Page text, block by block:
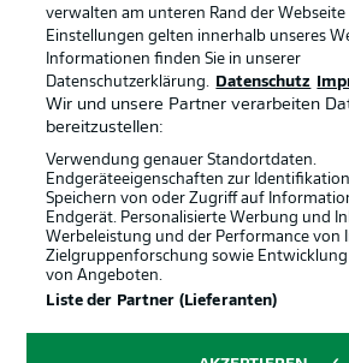
Spieler
AGB
© 2026 Bundesliga-Gruppe
Sprachauswahl
verwalten am unteren Rand der Webseite
Einstellungen gelten innerhalb unseres
Informationen finden Sie in unserer
Datenschutzerklärung.
Datenschutz
Wir und unsere Partner verarbeiten
bereitzustellen:
Verwendung genauer Standortdaten.
Endgeräteeigenschaften zur
Speichern von oder Zugriff auf
Endgerät. Personalisierte Werbung und
Werbeleistung und der Performance von
Zielgruppenforschung sowie
von Angeboten.
Liste der Partner (Lieferanten)